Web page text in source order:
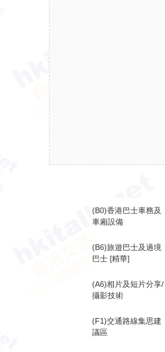
(B0)香港巴士車務及
車廂設備
(B6)旅遊巴士及過境
巴士 [精華]
(A6)相片及短片分享/
攝影技術
(F1)交通路線集思建
議區